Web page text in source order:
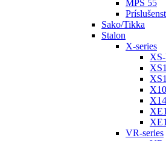
MPS 55
Sako/Tikka
Stalon
X-series
VR-series